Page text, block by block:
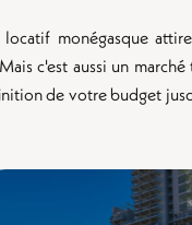
monégasque
c'est aussi un marché
de votre budget